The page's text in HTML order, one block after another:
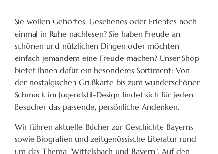
Sie wollen Gehörtes, Gesehenes oder Erlebtes noch
einmal in Ruhe nachlesen? Sie haben Freude an
schönen und nützlichen Dingen oder möchten
einfach jemandem eine Freude machen? Unser Shop
bietet Ihnen dafür ein besonderes Sortiment: Von
der nostalgischen Grußkarte bis zum wunderschönen
Schmuck im Jugendstil-Design findet sich für jeden
Besucher das passende, persönliche Andenken.
Wir führen aktuelle Bücher zur Geschichte Bayerns
sowie Biografien und zeitgenössische Literatur rund
um das Thema "Wittelsbach und Bayern". Auf den